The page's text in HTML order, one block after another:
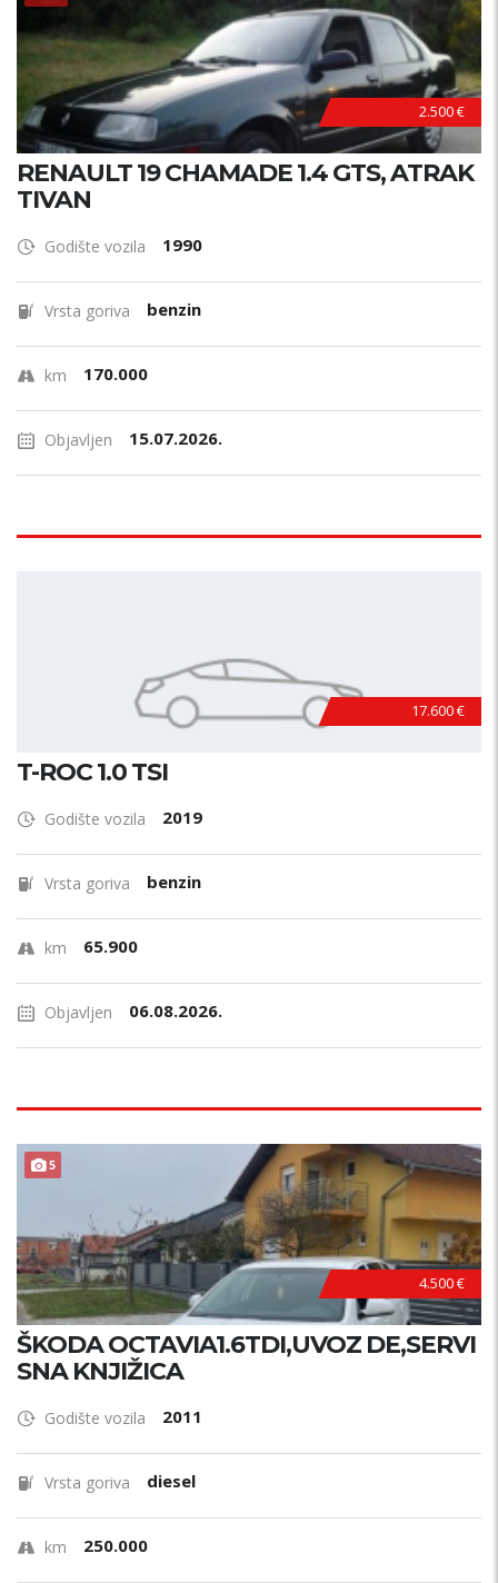
2.500 €
RENAULT 19 CHAMADE 1.4 GTS, ATRAK
TIVAN
Godište vozila 1990
Vrsta goriva benzin
km 170.000
Objavljen 15.07.2026.
17.600 €
T-ROC 1.0 TSI
Godište vozila 2019
Vrsta goriva benzin
km 65.900
Objavljen 06.08.2026.
5
4.500 €
ŠKODA OCTAVIA1.6TDI,UVOZ DE,SERVI
SNA KNJIŽICA
Godište vozila 2011
Vrsta goriva diesel
km 250.000